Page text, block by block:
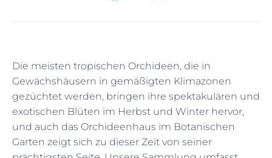
Die meisten tropischen Orchideen, die in
Gewächshäusern in gemäßigten Klimazonen
gezüchtet werden, bringen ihre spektakulären und
exotischen Blüten im Herbst und Winter hervor,
und auch das Orchideenhaus im Botanischen
Garten zeigt sich zu dieser Zeit von seiner